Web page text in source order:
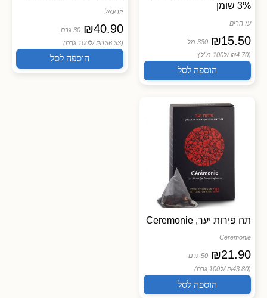
3% שומן
עז הרים
₪15.50
330 מל'
(₪4.70 /
ל100 מ"ל)
הוספה לסל
יזרעאל
₪40.90
30 גרם
(₪136.33 /
ל100 גרם)
הוספה לסל
תה פירות יער, Ceremonie
Ceremonie
₪21.90
50 גרם
(₪43.80 /
ל100 גרם)
הוספה לסל